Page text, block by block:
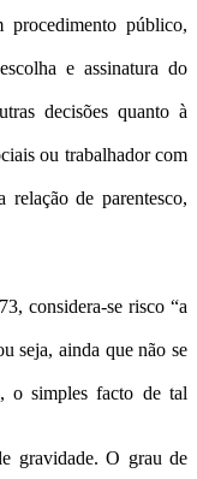
procedimento público,
e assinatura do
decisões quanto à
ou trabalhador com
relação de parentesco,
considera-se risco “a
seja, ainda que não se
o simples facto de tal
gravidade. O grau de